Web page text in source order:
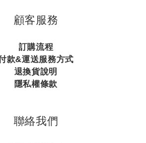
顧客服務
訂購流程
款&運送服務方式
退換貨說明
隱私權條款
聯絡我們